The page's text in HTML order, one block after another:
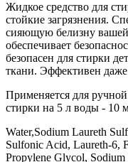
Жидкое средство для
стойкие загрязнения.
сияющую белизну
обеспечивает
безопасен для стирки
ткани. Эффективен
Применяется для
стирки на 5 л воды - 10
Water,Sodium Laureth
Sulfonic Acid, Laureth-6,
Propylene Glycol,